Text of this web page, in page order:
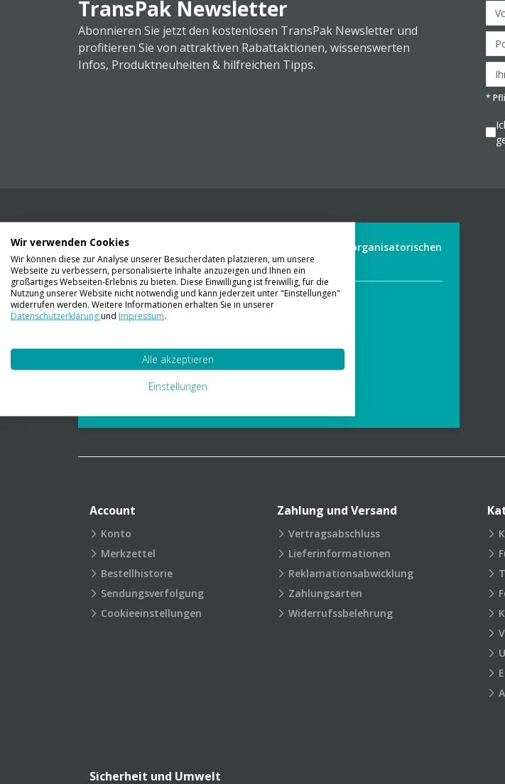
TransPak Newsletter
Abonnieren Sie jetzt den kostenlosen TransPak Newsletter und
profitieren Sie von attraktiven Rabattaktionen, wissenswerten
Infos, Produktneuheiten & hilfreichen Tipps.
*
Wir liefern Ihnen Ihre Ware. Abholung ist leider aus organisatorischen
Gründen nicht möglich.
Kontaktieren Sie uns
01 23 06 03 888
info@transpak.at
Verpackungslexikon
Account
Konto
Merkzettel
Bestellhistorie
Sendungsverfolgung
Cookieeinstellungen
Zahlung und Versand
Vertragsabschluss
Lieferinformationen
Reklamationsabwicklung
Zahlungsarten
Widerrufssbelehrung
Sicherheit und Umwelt
Wir verwenden Cookies
Wir können diese zur Analyse unserer Besucherdaten platzieren, um unsere
Webseite zu verbessern, personalisierte Inhalte anzuzeigen und Ihnen ein
großartiges Webseiten-Erlebnis zu bieten. Diese Einwilligung ist freiwillig, für die
Nutzung unserer Website nicht notwendig und kann jederzeit unter "Einstellungen"
widerrufen werden. Weitere Informationen erhalten Sie in unserer
Datenschutzerklärungund Impressum.
Alle akzeptieren
Einstellungen